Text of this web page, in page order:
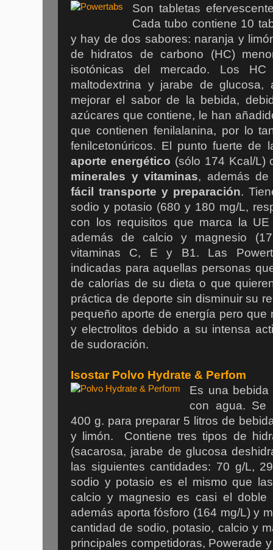
Son tabletas
Cada tubo contiene 10
y hay de dos sabores: naranja y
de hidratos de carbono (HC)
isotónicas del mercado. Los
maltodextrina y jarabe de
mejorar el sabor de la bebida,
azúcares que contiene, le han
que contienen fenilalanina, por lo
fenilcetonúricos. El punto fuerte de
aporte energético (sólo 174 Kcal/L)
minerales y vitaminas, además
fácil transporte y preparación.
sodio y potasio (680 y 180 mg/L,
con los requisitos que marca la
además de calcio y magnesio
vitaminas C, E y B1. Las
indicadas para aquellas personas
de calorías de su dieta o que
práctica de deporte sin disminuir su
pequeño aporte de energía pero que
y electrolitos debido a su intensa
de sudoración.
Isostar Polvo Hydrate & Perfom
Es una bebida
con agua. Se
400 g. para preparar 5 litros de
y limón. Contiene tres tipos de
(sacarosa, jarabe de glucosa
las siguientes cantidades: 70 g/L,
sodio y potasio es el mismo que
calcio y magnesio es casi el
además aporta fósforo (164 mg/L) y
cantidad de sodio, potasio, calcio y
principales competidoras, Powerade